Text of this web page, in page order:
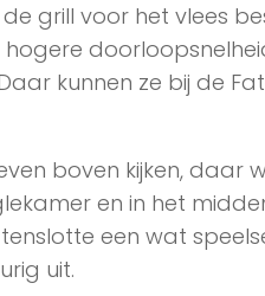
grill voor het vlees
kunnen ze bij de
boven kijken, daar
en in het
een wat
uit.